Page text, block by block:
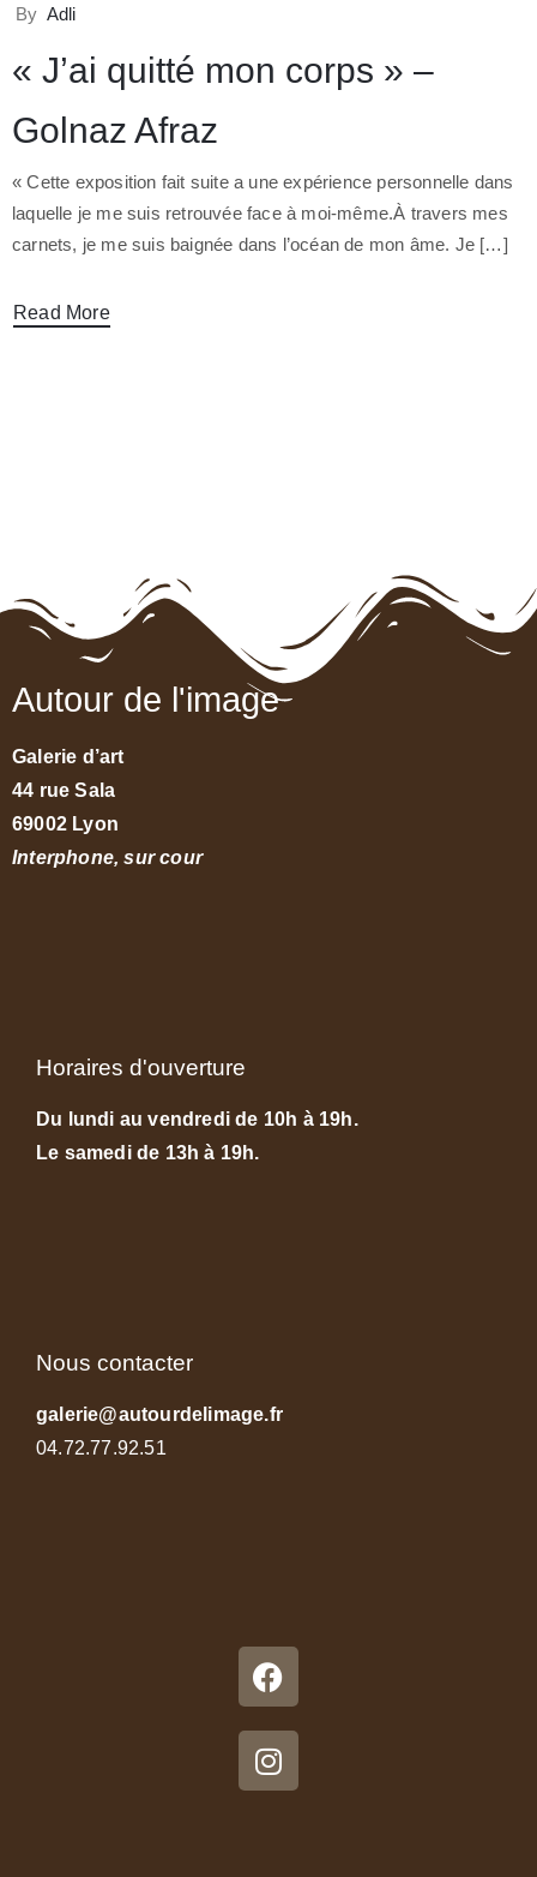
By Adli
« J’ai quitté mon corps » –
Golnaz Afraz
« Cette exposition fait suite a une expérience personnelle dans
laquelle je me suis retrouvée face à moi-même.À travers mes
carnets, je me suis baignée dans l’océan de mon âme. Je […]
Read More
Autour de l'image
Galerie d’art
44 rue Sala
69002 Lyon
Interphone, sur cour
Horaires d'ouverture
Du lundi au vendredi de 10h à 19h.
Le samedi de 13h à 19h.
Nous contacter
galerie@autourdelimage.fr
04.72.77.92.51